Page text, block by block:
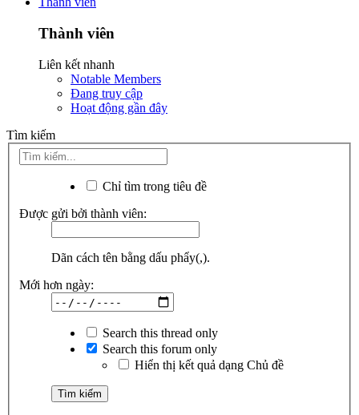
Thành viên
Liên kết nhanh
Notable Members
Đang truy cập
Hoạt động gần đây
Tìm kiếm
Chỉ tìm trong tiêu đề
Được gửi bởi thành viên:
Dãn cách tên bằng dấu phẩy(,).
Mới hơn ngày:
Search this thread only
Search this forum only
Hiển thị kết quả dạng Chủ đề